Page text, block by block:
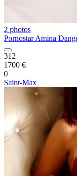
2 photos
Pornostar Amina
312
1700 €
0
Saint-Max